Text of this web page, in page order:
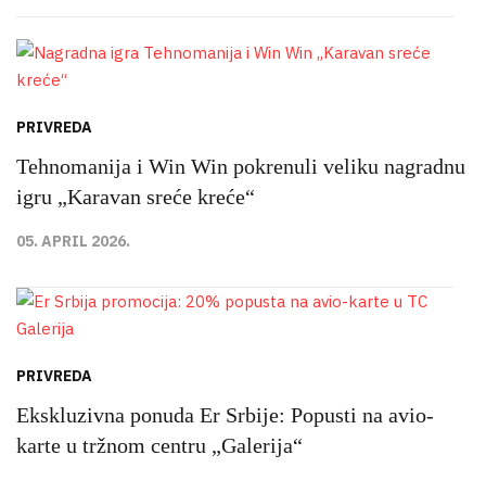
PRIVREDA
Tehnomanija i Win Win pokrenuli veliku nagradnu
igru „Karavan sreće kreće“
05. APRIL 2026.
PRIVREDA
Ekskluzivna ponuda Er Srbije: Popusti na avio-
karte u tržnom centru „Galerija“